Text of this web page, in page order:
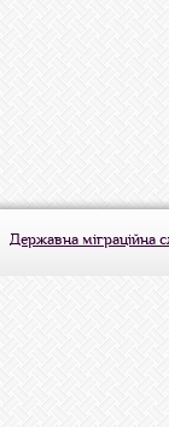
Державна міграційна